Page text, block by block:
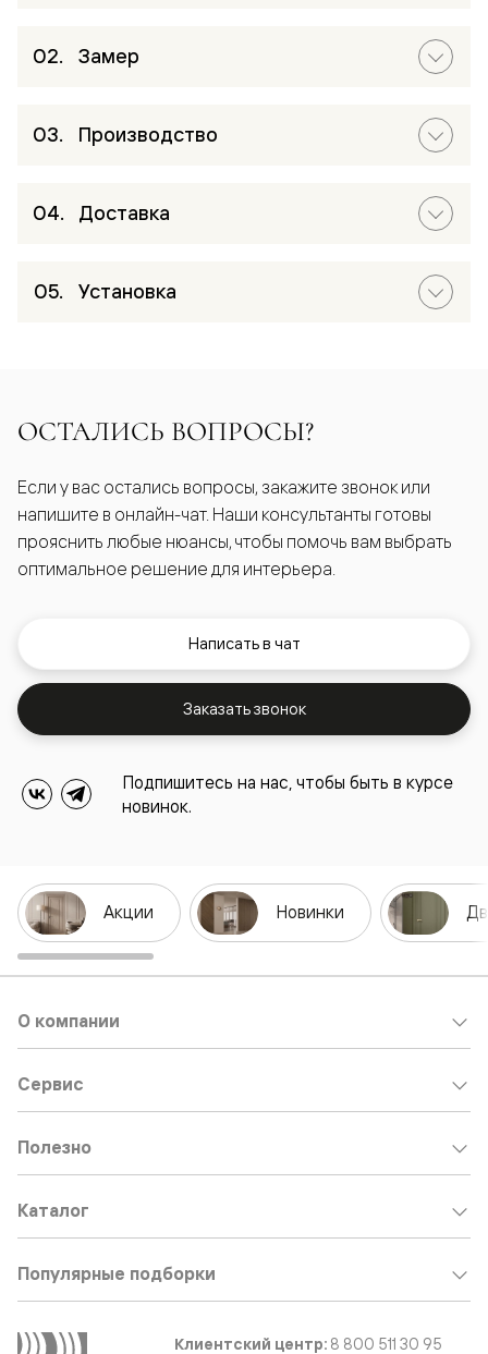
Замер
Производство
Доставка
Установка
ОСТАЛИСЬ ВОПРОСЫ?
Если у вас остались вопросы, закажите звонок или
напишите в онлайн-чат. Наши консультанты готовы
прояснить любые нюансы, чтобы помочь вам выбрать
оптимальное решение для интерьера.
Написать в чат
Заказать звонок
Подпишитесь на нас, чтобы быть в курсе
новинок.
Акции Новинки
О компании
Сервис
Полезно
Каталог
Популярные подборки
Клиентский центр: 8 800 511 30 95